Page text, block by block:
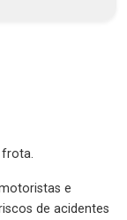
e
de acidentes